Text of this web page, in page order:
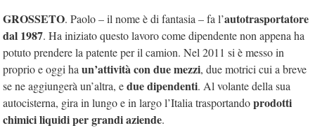
GROSSETO. Paolo – il nome è di fantasia – fa l’autotrasportatore
dal 1987. Ha iniziato questo lavoro come dipendente non appena ha
potuto prendere la patente per il camion. Nel 2011 si è messo in
proprio e oggi ha un’attività con due mezzi, due motrici cui a breve
se ne aggiungerà un’altra, edue dipendenti. Al volante della sua
autocisterna, gira in lungo e in largo l’Italia trasportandoprodotti
chimici liquidi per grandi aziende.